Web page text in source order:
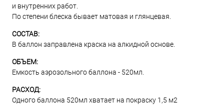
и внутренних работ.
По степени блеска бывает матовая и глянцевая.
СОСТАВ:
В баллон заправлена краска на алкидной основе.
ОБЪЕМ:
Емкость аэрозольного баллона - 520мл.
РАСХОД:
Одного баллона 520мл хватает на покраску 1,5 м2